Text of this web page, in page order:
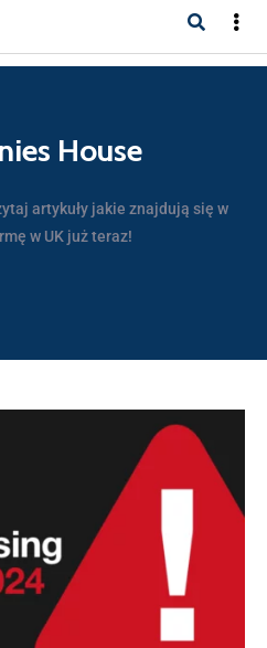
House
artykuły jakie znajdują się w
w UK już teraz!